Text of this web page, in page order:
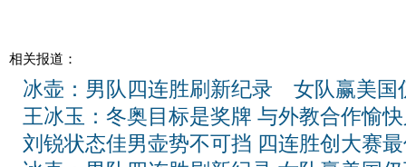
相关报道：
冰壶：男队四连胜刷新纪录 女队赢美国
王冰玉：冬奥目标是奖牌 与外教合作愉
刘锐状态佳男壶势不可挡 四连胜创大赛